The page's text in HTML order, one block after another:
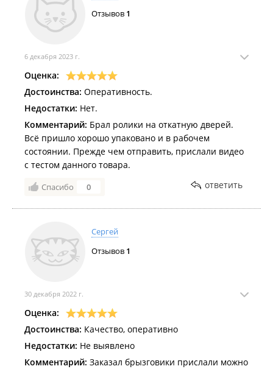
Отзывов 1
6 декабря 2023 г.
Оценка:
Достоинства: Оперативность.
Недостатки: Нет.
Комментарий: Брал ролики на откатную дверей.
Всё пришло хорошо упаковано и в рабочем
состоянии. Прежде чем отправить, прислали видео
с тестом данного товара.
Спасибо 0 ответить
Сергей
Отзывов 1
30 декабря 2022 г.
Оценка:
Достоинства: Качество, оперативно
Недостатки: Не выявлено
Комментарий: Заказал брызговики прислали можно